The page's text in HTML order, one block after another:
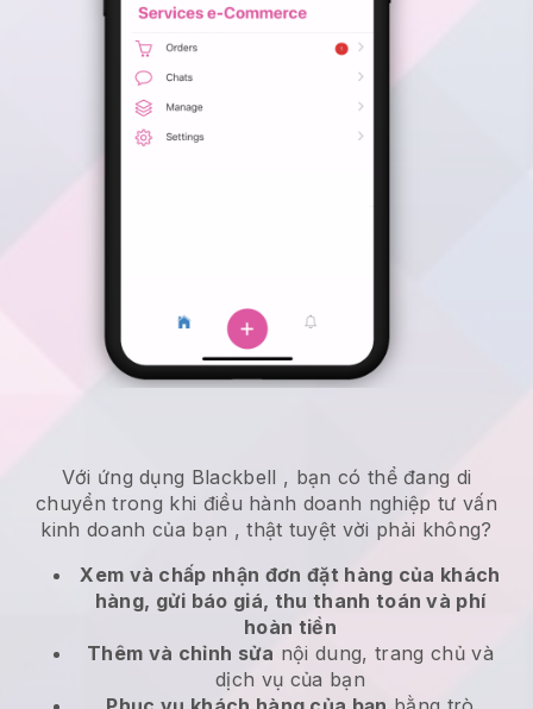
Với ứng dụng Blackbell , bạn có thể đang di
chuyển trong khi điều hành doanh nghiệp tư vấn
kinh doanh của bạn , thật tuyệt vời phải không?
Xem và chấp nhận đơn đặt hàng của khách
hàng, gửi báo giá, thu thanh toán và phí
hoàn tiền
Thêm và chỉnh sửa nội dung, trang chủ và
dịch vụ của bạn